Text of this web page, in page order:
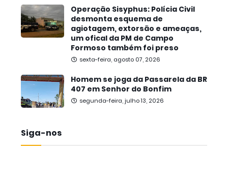
Operação Sisyphus: Polícia Civil
desmonta esquema de
agiotagem, extorsão e ameaças,
um ofical da PM de Campo
Formoso também foi preso
sexta-feira, agosto 07, 2026
Homem se joga da Passarela da BR
407 em Senhor do Bonfim
segunda-feira, julho 13, 2026
Siga-nos